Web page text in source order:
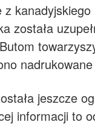
została
jeszcze
informacji to